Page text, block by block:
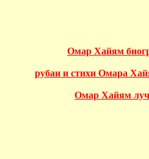
Омар Хайям
рубаи и стихи Омара
Омар Хайям